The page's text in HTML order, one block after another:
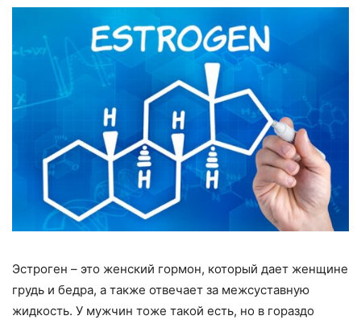
Эстроген – это женский гормон, который дает женщине
грудь и бедра, а также отвечает за межсуставную
жидкость. У мужчин тоже такой есть, но в гораздо